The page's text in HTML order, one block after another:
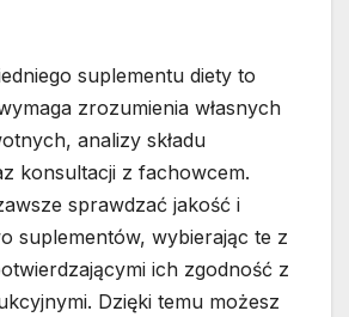
suplementu diety to
zrozumienia własnych
analizy składu
konsultacji z fachowcem.
sprawdzać jakość i
suplementów, wybierając te z
ich zgodność z
Dzięki temu możesz